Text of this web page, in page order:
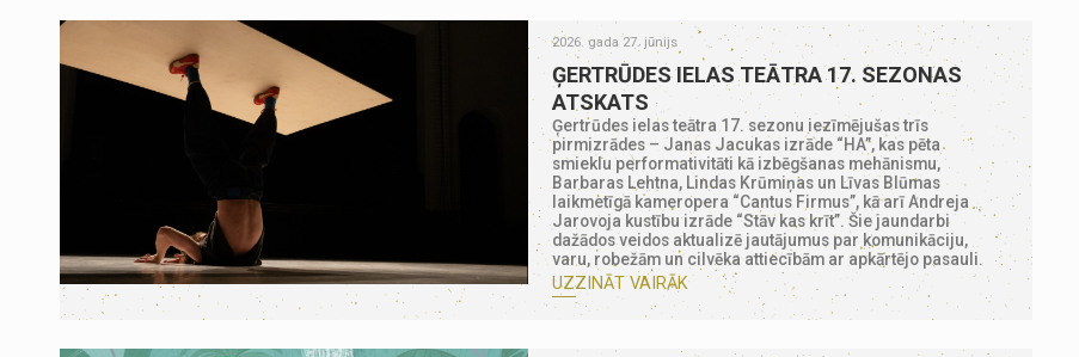
2026. gada 27. jūnijs
ĢERTRŪDES IELAS TEĀTRA 17. SEZONAS
ATSKATS
Ģertrūdes ielas teātra 17. sezonu iezīmējušas trīs
pirmizrādes – Janas Jacukas izrāde “HA”, kas pēta
smieklu performativitāti kā izbēgšanas mehānismu,
Barbaras Lehtna, Lindas Krūmiņas un Līvas Blūmas
laikmetīgā kameropera “Cantus Firmus”, kā arī Andreja
Jarovoja kustību izrāde “Stāv kas krīt”. Šie jaundarbi
dažādos veidos aktualizē jautājumus par komunikāciju,
varu, robežām un cilvēka attiecībām ar apkārtējo pasauli.
UZZINĀT VAIRĀK